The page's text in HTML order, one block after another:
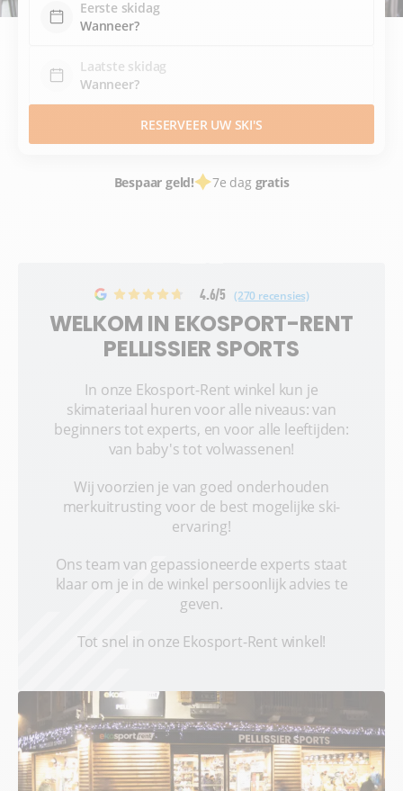
Eerste skidag
Laatste skidag
RESERVEER UW SKI'S
Bespaar geld! 7e dag gratis
4.6/5 (270 recensies)
WELKOM IN EKOSPORT-RENT
PELLISSIER SPORTS
In onze Ekosport-Rent winkel kun je
skimateriaal huren voor alle niveaus: van
beginners tot experts, en voor alle leeftijden:
van baby's tot volwassenen!
Wij voorzien je van goed onderhouden
merkuitrusting voor de best mogelijke ski-
ervaring!
Ons team van gepassioneerde experts staat
klaar om je in de winkel persoonlijk advies te
geven.
Tot snel in onze Ekosport-Rent winkel!